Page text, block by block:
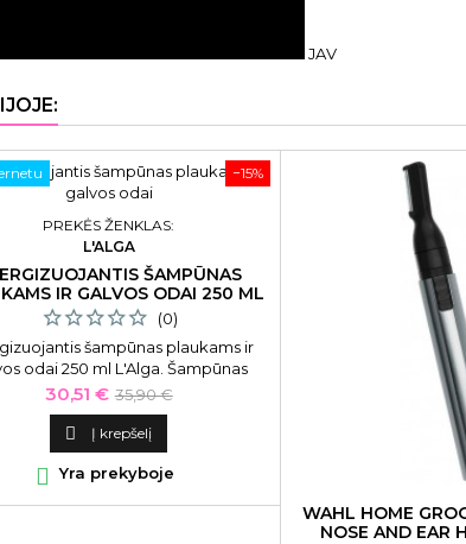
JAV
−15%
PREKĖS ŽENKLAS:
L'ALGA
ŠAMPŪNAS
IR GALVOS ODAI 250 ML
L'ALGA
(0)
šampūnas plaukams ir
odai 250 ml L'Alga. Šampūnas
visų tipų plaukams. Atgaivina, valo
bei galvos odą energizuodamas
ir skatindamas plaukų augimą.
Kaina
30,51 € Bazinė
kaina
35,90 €
 Į krepšelį
 Yra prekyboje
WAHL HOME
NOSE AND EAR